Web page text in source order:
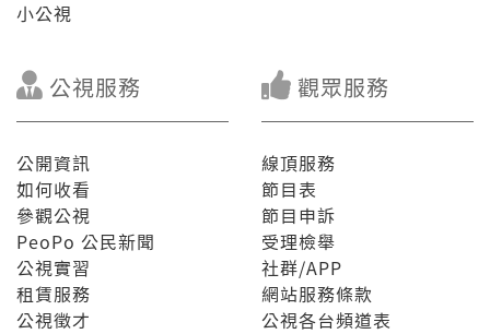
小公視
公視服務
公開資訊
如何收看
參觀公視
PeoPo 公民新聞
公視實習
租賃服務
公視徵才
觀眾服務
線頂服務
節目表
節目申訴
受理檢舉
社群/APP
網站服務條款
公視各台頻道表